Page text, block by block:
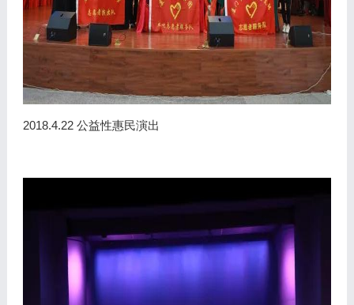
2018.4.22 公益性惠民演出